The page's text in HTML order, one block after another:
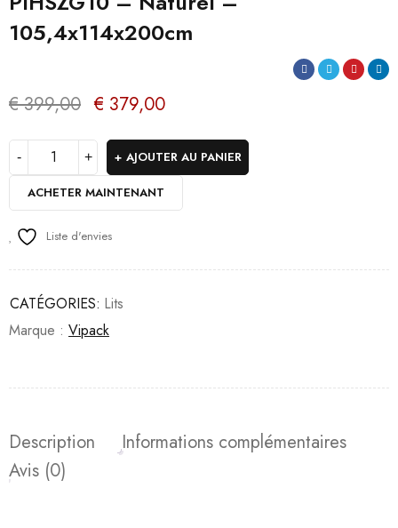
105,4x114x200cm
€399,00 € 379,00
AJOUTER AU PANIER
ACHETER MAINTENANT
Liste d'envies
CATÉGORIES: Lits
Marque : Vipack
Description
Informations complémentaires
Avis (0)